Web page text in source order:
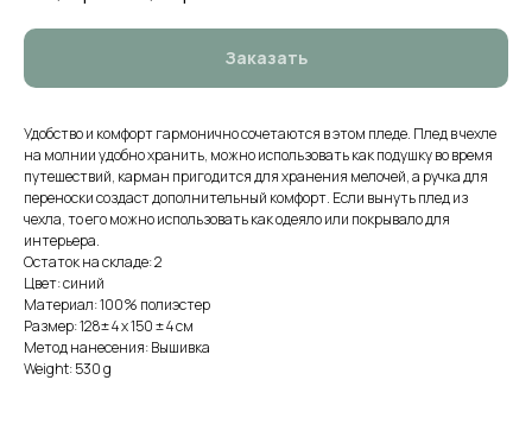
Заказать
Удобство и комфорт гармонично сочетаются в этом пледе. Плед в чехле
на молнии удобно хранить, можно использовать как подушку во время
путешествий, карман пригодится для хранения мелочей, а ручка для
переноски создаст дополнительный комфорт. Если вынуть плед из
чехла, то его можно использовать как одеяло или покрывало для
интерьера.
Остаток на складе: 2
Цвет: синий
Материал: 100% полиэстер
Размер: 128± 4 х 150 ± 4 см
Метод нанесения: Вышивка
Weight: 530 g